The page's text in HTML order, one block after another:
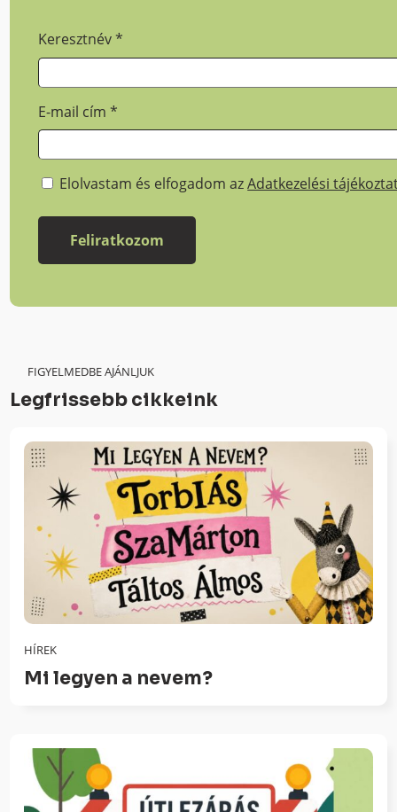
Keresztnév*
E-mail cím*
Elolvastam és elfogadom azAdatkezelési
FIGYELMEDBE AJÁNLJUK
Legfrissebb cikkeink
HÍREK
Mi legyen a nevem?